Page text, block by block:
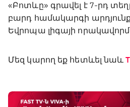
«Բոտևը» գրավել է 7-րդ
բարդ համակարգի
Եվրոպա լիգայի
Մեզ կարող եք հետևել նաև